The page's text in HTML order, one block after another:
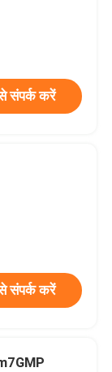
संपर्क करें
संपर्क करें